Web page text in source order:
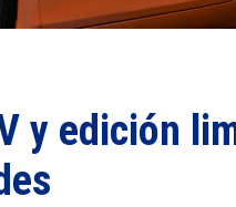
y edición